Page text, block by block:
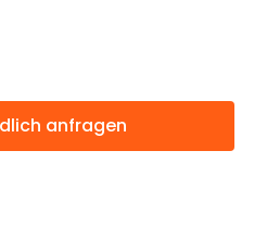
anfragen